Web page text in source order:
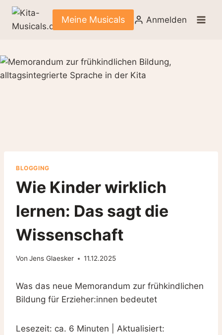
Zum
springen
Meine Musicals Anmelden
BLOGGING
Wie Kinder wirklich
lernen: Das sagt die
Wissenschaft
Von Jens Glaesker 11.12.2025
Was das neue Memorandum zur frühkindlichen
Bildung für Erzieher:innen bedeutet
Lesezeit: ca. 6 Minuten | Aktualisiert: